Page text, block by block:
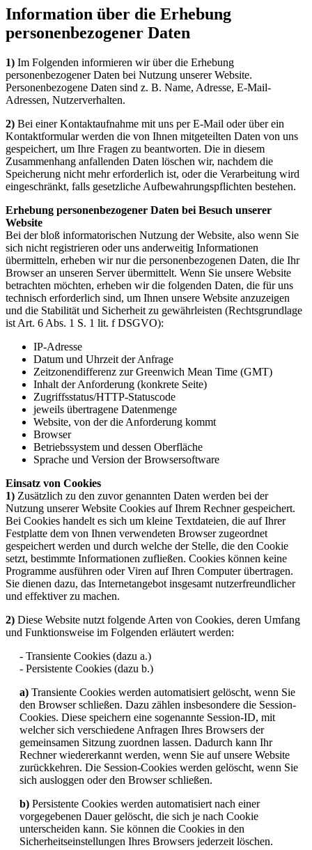
Information über die Erhebung
personenbezogener Daten
1) Im Folgenden informieren wir über die Erhebung
personenbezogener Daten bei Nutzung unserer Website.
Personenbezogene Daten sind z. B. Name, Adresse, E-Mail-
Adressen, Nutzerverhalten.
2) Bei einer Kontaktaufnahme mit uns per E-Mail oder über ein
Kontaktformular werden die von Ihnen mitgeteilten Daten von uns
gespeichert, um Ihre Fragen zu beantworten. Die in diesem
Zusammenhang anfallenden Daten löschen wir, nachdem die
Speicherung nicht mehr erforderlich ist, oder die Verarbeitung wird
eingeschränkt, falls gesetzliche Aufbewahrungspflichten bestehen.
Erhebung personenbezogener Daten bei Besuch unserer
Website
Bei der bloß informatorischen Nutzung der Website, also wenn Sie
sich nicht registrieren oder uns anderweitig Informationen
übermitteln, erheben wir nur die personenbezogenen Daten, die Ihr
Browser an unseren Server übermittelt. Wenn Sie unsere Website
betrachten möchten, erheben wir die folgenden Daten, die für uns
technisch erforderlich sind, um Ihnen unsere Website anzuzeigen
und die Stabilität und Sicherheit zu gewährleisten (Rechtsgrundlage
ist Art. 6 Abs. 1 S. 1 lit. f DSGVO):
IP-Adresse
Datum und Uhrzeit der Anfrage
Zeitzonendifferenz zur Greenwich Mean Time (GMT)
Inhalt der Anforderung (konkrete Seite)
Zugriffsstatus/HTTP-Statuscode
jeweils übertragene Datenmenge
Website, von der die Anforderung kommt
Browser
Betriebssystem und dessen Oberfläche
Sprache und Version der Browsersoftware
Einsatz von Cookies
1) Zusätzlich zu den zuvor genannten Daten werden bei der
Nutzung unserer Website Cookies auf Ihrem Rechner gespeichert.
Bei Cookies handelt es sich um kleine Textdateien, die auf Ihrer
Festplatte dem von Ihnen verwendeten Browser zugeordnet
gespeichert werden und durch welche der Stelle, die den Cookie
setzt, bestimmte Informationen zufließen. Cookies können keine
Programme ausführen oder Viren auf Ihren Computer übertragen.
Sie dienen dazu, das Internetangebot insgesamt nutzerfreundlicher
und effektiver zu machen.
2) Diese Website nutzt folgende Arten von Cookies, deren Umfang
und Funktionsweise im Folgenden erläutert werden:
- Transiente Cookies (dazu a.)
- Persistente Cookies (dazu b.)
a) Transiente Cookies werden automatisiert gelöscht, wenn Sie
den Browser schließen. Dazu zählen insbesondere die Session-
Cookies. Diese speichern eine sogenannte Session-ID, mit
welcher sich verschiedene Anfragen Ihres Browsers der
gemeinsamen Sitzung zuordnen lassen. Dadurch kann Ihr
Rechner wiedererkannt werden, wenn Sie auf unsere Website
zurückkehren. Die Session-Cookies werden gelöscht, wenn Sie
sich ausloggen oder den Browser schließen.
b) Persistente Cookies werden automatisiert nach einer
vorgegebenen Dauer gelöscht, die sich je nach Cookie
unterscheiden kann. Sie können die Cookies in den
Sicherheitseinstellungen Ihres Browsers jederzeit löschen.